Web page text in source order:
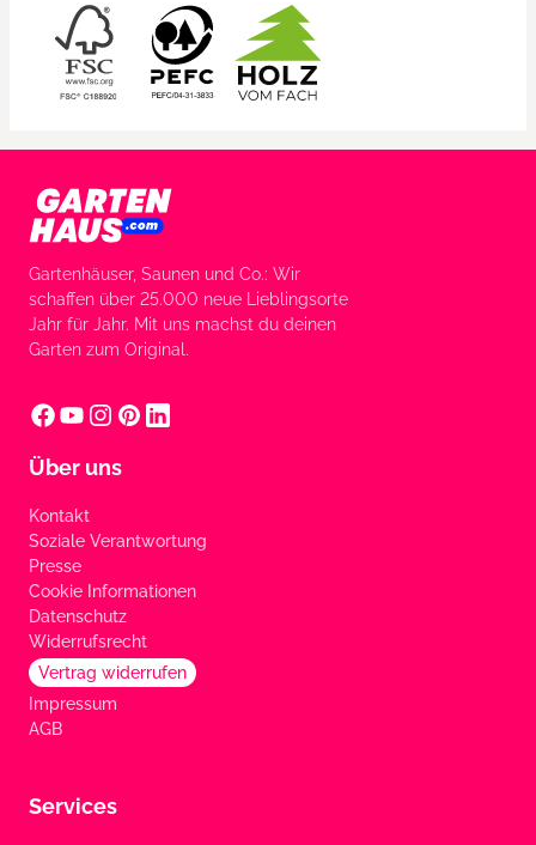
Gartenhäuser, Saunen und Co.: Wir
schaffen über 25.000 neue Lieblingsorte
Jahr für Jahr. Mit uns machst du deinen
Garten zum Original.
Über uns
Kontakt
Soziale Verantwortung
Presse
Cookie Informationen
Datenschutz
Widerrufsrecht
Vertrag widerrufen
Impressum
AGB
Services